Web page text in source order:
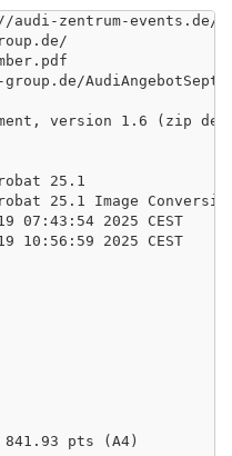
zentrum-events.de/
version 1.6 (zip
25.1
25.1 Image
2025 CEST
2025 CEST
pts (A4)